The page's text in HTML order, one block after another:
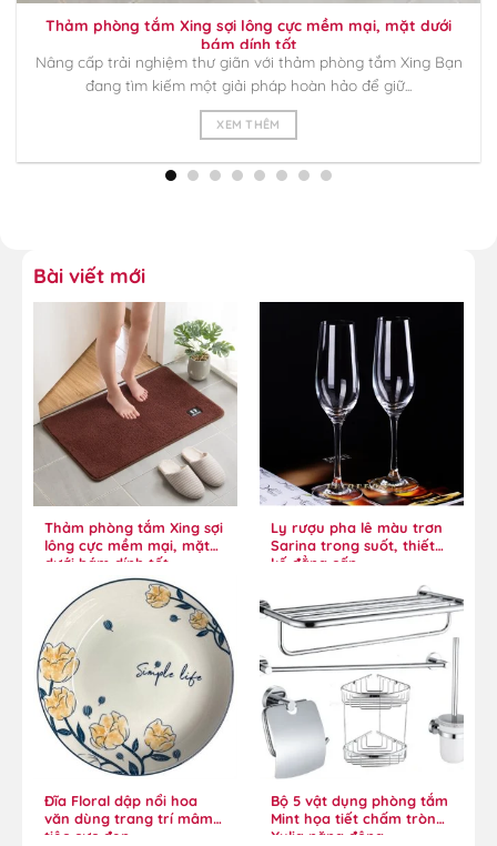
Thảm phòng tắm Xing sợi lông cực mềm mại, mặt dưới
bám dính tốt
Nâng cấp trải nghiệm thư giãn với thảm phòng tắm Xing Bạn
đang tìm kiếm một giải pháp hoàn hảo để giữ...
XEM THÊM
Bài viết mới
Thảm phòng tắm Xing sợi
lông cực mềm mại, mặt
dưới bám dính tốt
Ly rượu pha lê màu trơn
Sarina trong suốt, thiết
kế đẳng cấp
Đĩa Floral dập nổi hoa
văn dùng trang trí mâm
tiệc cực đẹp
Bộ 5 vật dụng phòng tắm
Mint họa tiết chấm tròn
Xylia năng động